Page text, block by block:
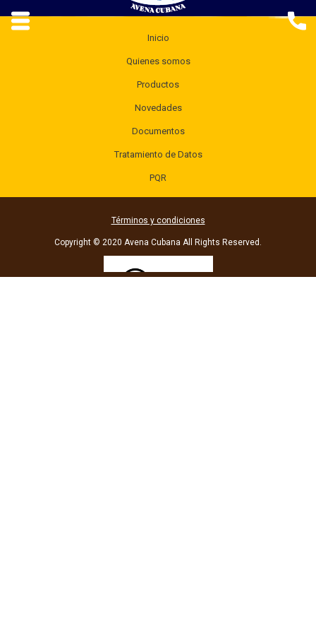
Inicio
Quienes somos
Productos
Novedades
Documentos
Tratamiento de Datos
PQR
Términos y condiciones
Copyright © 2020 Avena Cubana All Rights Reserved.